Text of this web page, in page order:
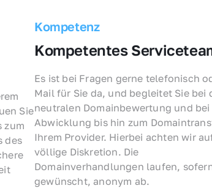
Sie
zum
des
Kompetenz
Kompetentes
Es ist bei Fragen gerne telefonisch
Mail für Sie da, und begleitet Sie bei
neutralen Domainbewertung und bei
Abwicklung bis hin zum
Ihrem Provider. Hierbei achten wir
völlige Diskretion. Die
Domainverhandlungen laufen,
gewünscht, anonym ab.